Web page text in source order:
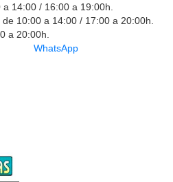
14:00 / 16:00 a 19:00h.
de 10:00 a 14:00 / 17:00 a 20:00h.
a 20:00h.
WhatsApp